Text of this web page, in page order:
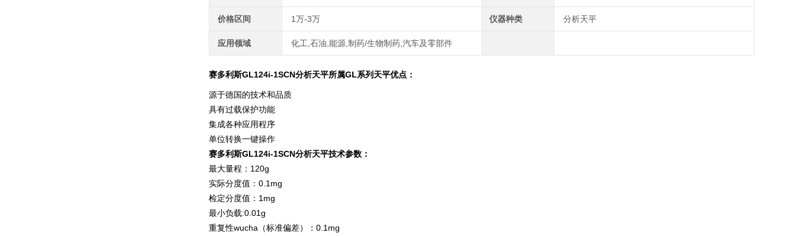
价格区间 1万-3万 仪器种类 分析天平
应用领域 化工,石油,能源,制药/生物制药,汽车及零部件
赛多利斯GL124i-1SCN分析天平所属GL系列天平优点：
源于德国的技术和品质
具有过载保护功能
集成各种应用程序
单位转换一键操作
赛多利斯GL124i-1SCN分析天平技术参数：
最大量程：120g
实际分度值：0.1mg
检定分度值：1mg
最小负载:0.01g
重复性wucha（标准偏差）：0.1mg